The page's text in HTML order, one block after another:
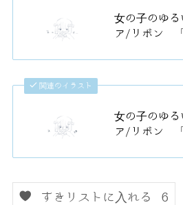
女の子のゆ
ア/リボン 「
関連のイラスト
女の子のゆ
ア/リボン 「
すきリストに入れる 6